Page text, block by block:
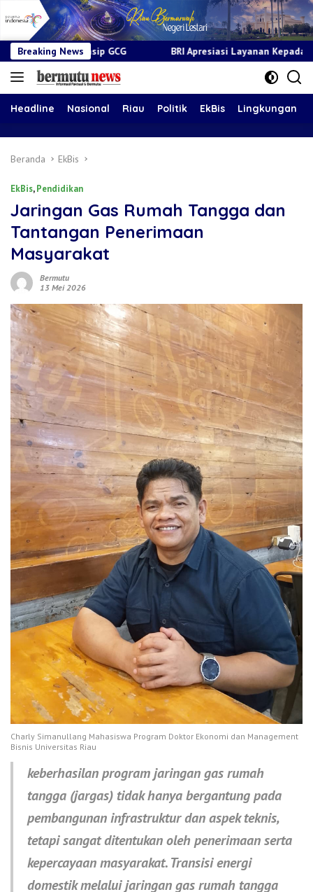
Breaking NewsBRI Apresiasi Layanan Kepada Pensiunan Jadi Bukti
Headline Nasional Riau Politik EkBis Lingkungan
Beranda EkBis
EkBis,Pendidikan
Jaringan Gas Rumah Tangga dan
Tantangan Penerimaan
Masyarakat
Bermutu
13 Mei 2026
Charly Simanullang Mahasiswa Program Doktor Ekonomi dan Management
Bisnis Universitas Riau
keberhasilan program jaringan gas rumah
tangga (jargas) tidak hanya bergantung pada
pembangunan infrastruktur dan aspek teknis,
tetapi sangat ditentukan oleh penerimaan serta
kepercayaan masyarakat. Transisi energi
domestik melalui jaringan gas rumah tangga